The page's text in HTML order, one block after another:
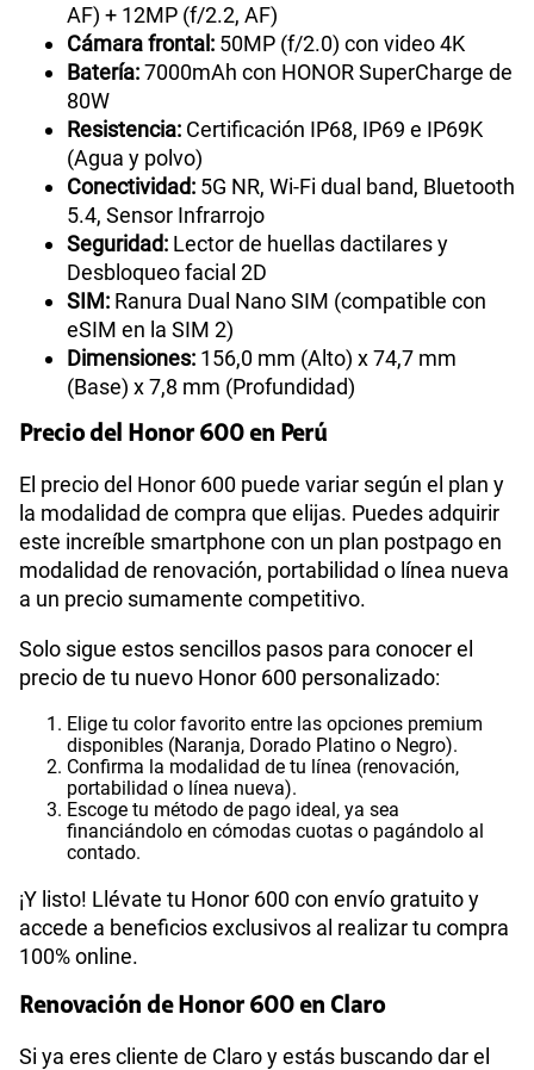
AF) + 12MP (f/2.2, AF)
Cámara frontal: 50MP (f/2.0) con video 4K
Batería:7000mAh con HONOR SuperCharge de
80W
Resistencia: Certificación IP68, IP69 e IP69K
(Agua y polvo)
Conectividad: 5G NR, Wi-Fi dual band, Bluetooth
5.4, Sensor Infrarrojo
Seguridad: Lector de huellas dactilares y
Desbloqueo facial 2D
SIM: Ranura Dual Nano SIM (compatible con
eSIM en la SIM 2)
Dimensiones: 156,0 mm (Alto) x 74,7 mm
(Base) x 7,8 mm (Profundidad)
Precio del Honor 600 en Perú
El precio del Honor 600 puede variar según el plan y
la modalidad de compra que elijas. Puedes adquirir
este increíble smartphone con un plan postpago en
modalidad de renovación, portabilidad o línea nueva
a un precio sumamente competitivo.
Solo sigue estos sencillos pasos para conocer el
precio de tu nuevo Honor 600 personalizado:
Elige tu color favorito entre las opciones premium
disponibles (Naranja, Dorado Platino o Negro).
Confirma la modalidad de tu línea (renovación,
portabilidad o línea nueva).
Escoge tu método de pago ideal, ya sea
financiándolo en cómodas cuotas o pagándolo al
contado.
¡Y listo! Llévate tu Honor 600 con envío gratuito y
accede a beneficios exclusivos al realizar tu compra
100% online.
Renovación de Honor 600 en Claro
Si ya eres cliente de Claro y estás buscando dar el